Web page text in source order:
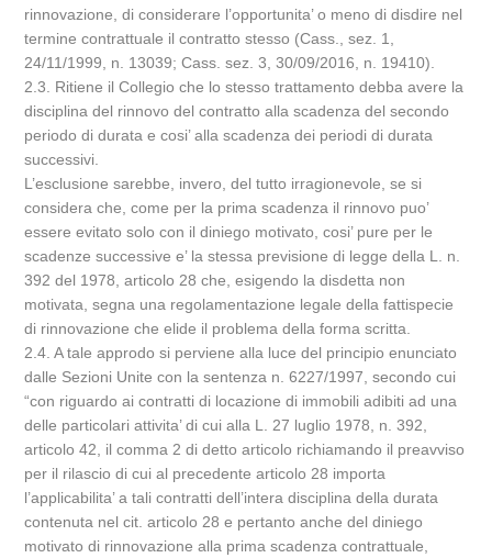
rinnovazione, di considerare l’opportunita’ o meno di disdire nel
termine contrattuale il contratto stesso (Cass., sez. 1,
24/11/1999, n. 13039; Cass. sez. 3, 30/09/2016, n. 19410).
2.3. Ritiene il Collegio che lo stesso trattamento debba avere la
disciplina del rinnovo del contratto alla scadenza del secondo
periodo di durata e cosi’ alla scadenza dei periodi di durata
successivi.
L’esclusione sarebbe, invero, del tutto irragionevole, se si
considera che, come per la prima scadenza il rinnovo puo’
essere evitato solo con il diniego motivato, cosi’ pure per le
scadenze successive e’ la stessa previsione di legge della L. n.
392 del 1978, articolo 28 che, esigendo la disdetta non
motivata, segna una regolamentazione legale della fattispecie
di rinnovazione che elide il problema della forma scritta.
2.4. A tale approdo si perviene alla luce del principio enunciato
dalle Sezioni Unite con la sentenza n. 6227/1997, secondo cui
“con riguardo ai contratti di locazione di immobili adibiti ad una
delle particolari attivita’ di cui alla L. 27 luglio 1978, n. 392,
articolo 42, il comma 2 di detto articolo richiamando il preavviso
per il rilascio di cui al precedente articolo 28 importa
l’applicabilita’ a tali contratti dell’intera disciplina della durata
contenuta nel cit. articolo 28 e pertanto anche del diniego
motivato di rinnovazione alla prima scadenza contrattuale,